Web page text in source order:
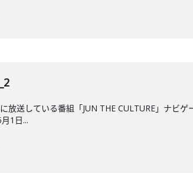
放送している番組「JUN THE CULTURE」ナビ
1日...